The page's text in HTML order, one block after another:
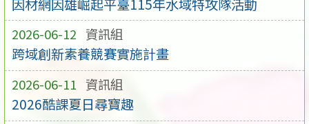
因材網因雄崛起平臺115年水域特攻隊活動
2026-06-12 資訊組
跨域創新素養競賽實施計畫
2026-06-11 資訊組
2026酷課夏日尋寶趣